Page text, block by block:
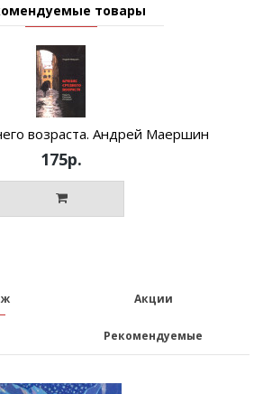
товары
возраста. Андрей Маершин
175р.
Акции
Рекомендуемые